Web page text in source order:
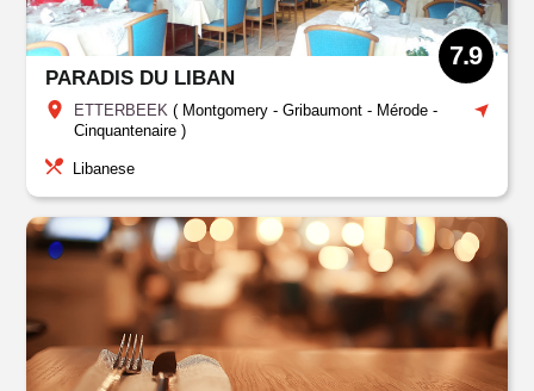
PARADIS DU LIBAN
ETTERBEEK ( Montgomery - Gribaumont - Mérode -
Cinquantenaire )
7.9
Libanese